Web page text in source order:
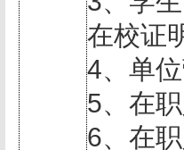
在校证
4、单
5、在
6、在